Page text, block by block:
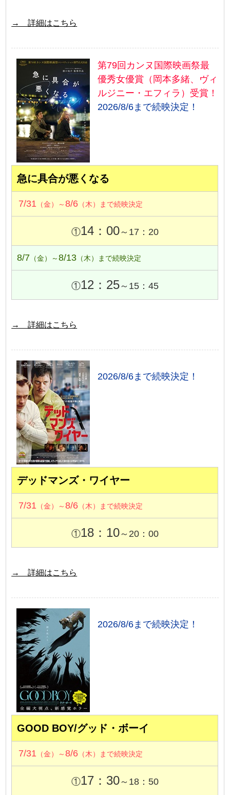
→ 詳細はこちら
第79回カンヌ国際映画祭最
優秀女優賞（岡本多緒、ヴィ
ルジニー・エフィラ）受賞！
2026/8/6まで続映決定！
急に具合が悪くなる
7/31 （金）～8/6 （木）まで続映決定
①14：00～17：20
8/7 （金）～8/13 （木）まで続映決定
①12：25～15：45
→ 詳細はこちら
2026/8/6まで続映決定！
デッドマンズ・ワイヤー
7/31 （金）～8/6 （木）まで続映決定
①18：10～20：00
→ 詳細はこちら
2026/8/6まで続映決定！
GOOD BOY/グッド・ボーイ
7/31 （金）～8/6 （木）まで続映決定
①17：30～18：50